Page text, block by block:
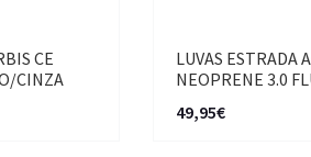
CE
CINZA
LUVAS ESTRADA
NEOPRENE 3.0
49,95€